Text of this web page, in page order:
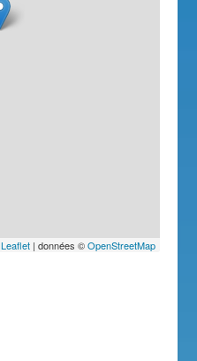
Leaflet| données ©OpenStreetMap